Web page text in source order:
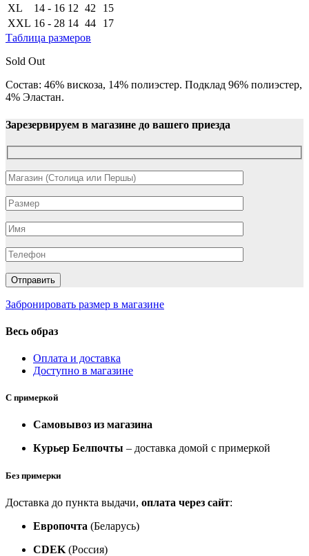
XL
14 - 16 12 42
15
XXL 16 - 28 14 44
17
Таблица размеров
Sold Out
Состав: 46% вискоза, 14% полиэстер. Подклад 96% полиэстер,
4% Эластан.
Зарезервируем в магазине до вашего приезда
Забронировать размер в магазине
Весь образ
Оплата и доставка
Доступно в магазине
С примеркой
Самовывоз из магазина
Курьер Белпочты – доставка домой с примеркой
Без примерки
Доставка до пункта выдачи, оплата через сайт:
Европочта (Беларусь)
CDEK (Россия)